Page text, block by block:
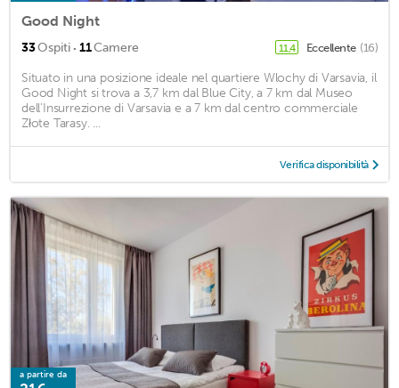
Good Night
33Ospiti · 11Camere 11,4 Eccellente (16)
Situato in una posizione ideale nel quartiere Wlochy di Varsavia, il
Good Night si trova a 3,7 km dal Blue City, a 7 km dal Museo
dell'Insurrezione di Varsavia e a 7 km dal centro commerciale
Złote Tarasy. ...
Verifica disponibilità
a partire da